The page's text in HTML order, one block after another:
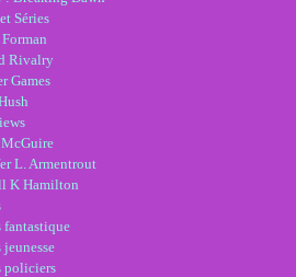
Séries
Rivalry
Games
McGuire
L. Armentrout
K Hamilton
fantastique
policiers